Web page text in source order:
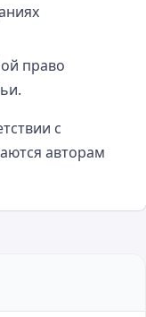
право
с
авторам